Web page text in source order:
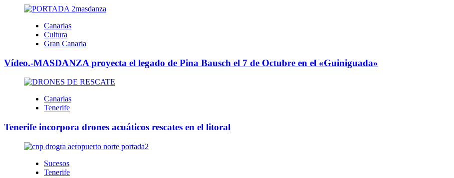
Canarias
Cultura
Gran Canaria
Vídeo.-MASDANZA proyecta el legado de Pina Bausch el 7 de Octubre en el «Guiniguada»
Canarias
Tenerife
Tenerife incorpora drones acuáticos rescates en el litoral
Sucesos
Tenerife